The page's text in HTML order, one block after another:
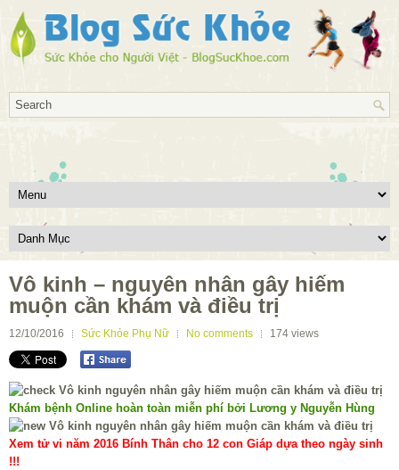
Vô kinh – nguyên nhân gây hiếm
muộn cần khám và điều trị
12/10/2016 Sức Khỏe Phụ Nữ No comments 174 views
Khám bệnh Online hoàn toàn miễn phí bởi Lương y Nguyễn Hùng
Xem tử vi năm 2016 Bính Thân cho 12 con Giáp dựa theo ngày sinh
!!!